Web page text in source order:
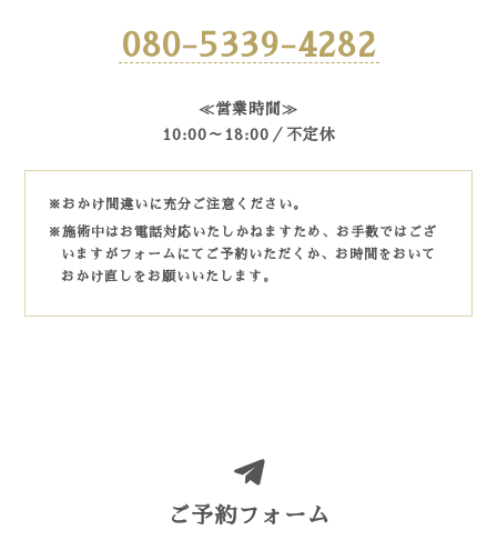
080-5339-4282
≪営業時間≫
10:00～18:00／不定休
※おかけ間違いに充分ご注意ください。
※施術中はお電話対応いたしかねますため、お手数ではござ
いますがフォームにてご予約いただくか、お時間をおいて
おかけ直しをお願いいたします。
ご予約フォーム